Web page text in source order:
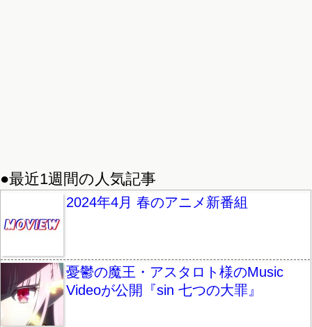
●最近1週間の人気記事
2024年4月 春のアニメ新番組
憂鬱の魔王・アスタロト様のMusic
Videoが公開『sin 七つの大罪』